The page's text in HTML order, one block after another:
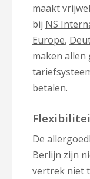
maakt
bij NS
Europe,
maken allen
betalen.
De
Berlijn zijn
vertrek niet